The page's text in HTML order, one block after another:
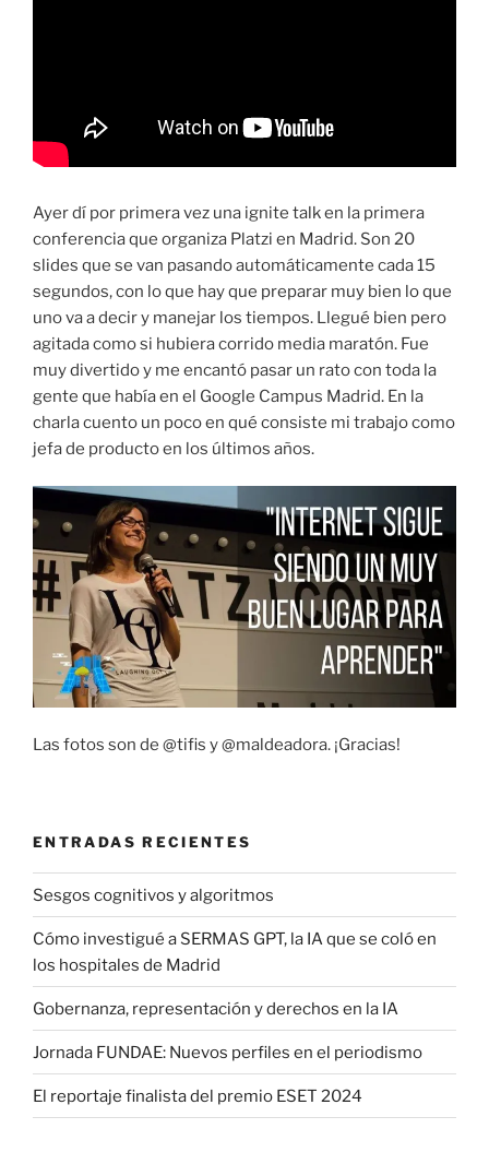
Ayer dí por primera vez una ignite talken la primera
conferencia que organiza Platzi en Madrid. Son 20
slides que se van pasando automáticamente cada 15
segundos, con lo que hay que preparar muy bien lo que
uno va a decir y manejar los tiempos. Llegué bien pero
agitada como si hubiera corrido media maratón. Fue
muy divertido y me encantó pasar un rato con toda la
gente que había en el Google Campus Madrid. En la
charla cuento un poco en qué consiste mi trabajo como
jefa de producto en los últimos años.
Las fotos son de @tifis y @maldeadora. ¡Gracias!
ENTRADAS RECIENTES
Sesgos cognitivos y algoritmos
Cómo investigué a SERMAS GPT, la IA que se coló en
los hospitales de Madrid
Gobernanza, representación y derechos en la IA
Jornada FUNDAE: Nuevos perfiles en el periodismo
El reportaje finalista del premio ESET 2024